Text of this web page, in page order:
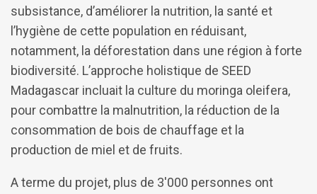
subsistance, d’améliorer la nutrition, la santé et
l’hygiène de cette population en réduisant,
notamment, la déforestation dans une région à forte
biodiversité. L’approche holistique de SEED
Madagascar incluait la culture du moringa oleifera,
pour combattre la malnutrition, la réduction de la
consommation de bois de chauffage et la
production de miel et de fruits.
A terme du projet, plus de 3'000 personnes ont